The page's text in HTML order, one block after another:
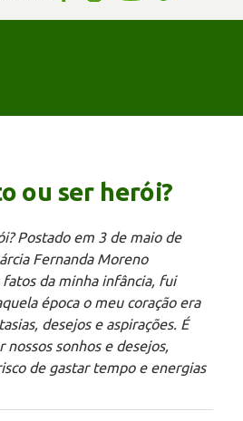
ou ser herói?
Postado em 3 de maio de
Fernanda Moreno
da minha infância, fui
época o meu coração era
desejos e aspirações. É
sonhos e desejos,
de gastar tempo e energias